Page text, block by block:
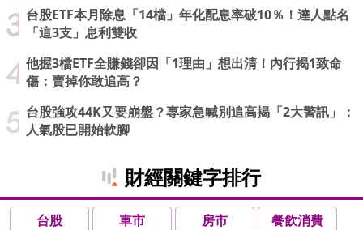
台股ETF本月除息「14檔」年化配息率破10％！達人點名
「這3支」息利雙收
他握3檔ETF全賺錢卻因「1理由」想出清！內行揭1致命
傷：賣掉你敢追高？
台股強攻44K又要崩盤？專家急喊別追高揭「2大警訊」：
人氣股已開始軟腳
財經關鍵字排行
台股 車市 房市
餐飲消費